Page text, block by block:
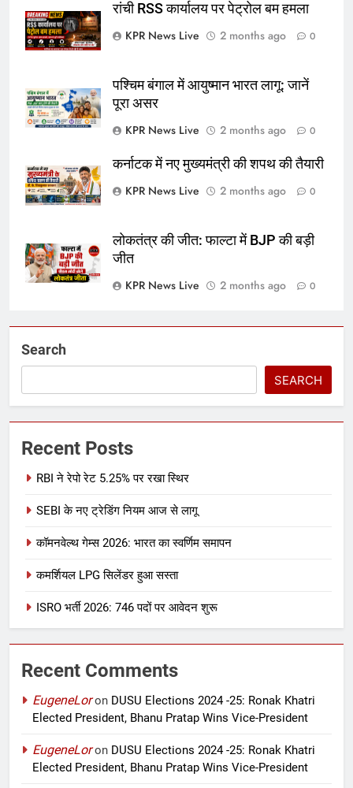
रांची RSS कार्यालय पर पेट्रोल बम हमला
KPR News Live
2 months ago 0
पश्चिम बंगाल में आयुष्मान भारत लागू: जानें
पूरा असर
KPR News Live
2 months ago 0
कर्नाटक में नए मुख्यमंत्री की शपथ की तैयारी
KPR News Live
2 months ago 0
लोकतंत्र की जीत: फाल्टा में BJP की बड़ी
जीत
KPR News Live
2 months ago 0
Search
SEARCH
Recent Posts
RBI ने रेपो रेट 5.25% पर रखा स्थिर
SEBI के नए ट्रेडिंग नियम आज से लागू
कॉमनवेल्थ गेम्स 2026: भारत का स्वर्णिम समापन
कमर्शियल LPG सिलेंडर हुआ सस्ता
ISRO भर्ती 2026: 746 पदों पर आवेदन शुरू
Recent Comments
EugeneLoron DUSU Elections 2024 -25: Ronak Khatri
Elected President, Bhanu Pratap Wins Vice-President
EugeneLoron DUSU Elections 2024 -25: Ronak Khatri
Elected President, Bhanu Pratap Wins Vice-President